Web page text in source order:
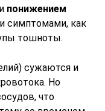
понижением
симптомами, как
тошноты.
сужаются и
Но
что